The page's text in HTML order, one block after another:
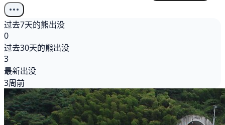
过去7天的熊出没
0
过去30天的熊出没
3
最新出没
3周前